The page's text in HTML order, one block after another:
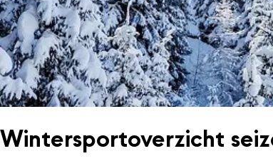
Wintersportoverzicht